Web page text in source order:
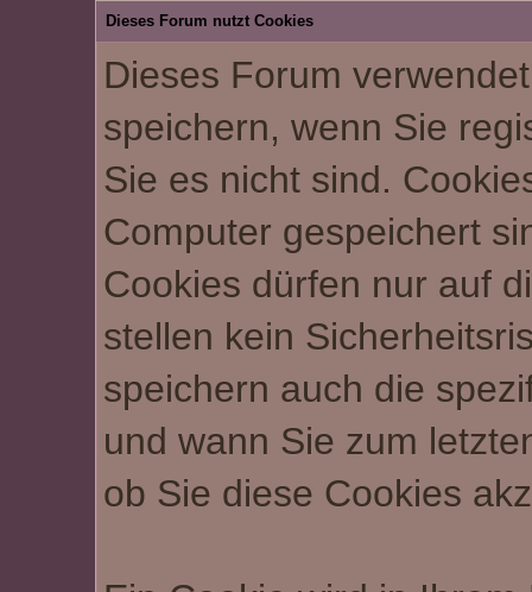
magische Welt liegt für
den Normalbürger im
VERBORGENEN
Deswegen kann man
bei uns sowohl
REALLIFEspielen, als
auch Menschen mit
BESONDEREN
FÄHIGKEITEN. Du
solltest dafür das 18.
Uploadsystem. Bitte
ladet eure Grafiken neu
hoch.
⟩⟩ 28.02.2026:
Aktivitätsregeln wurden
festgehalten und ab
heute gibt es jeden
Monat eine Whitelist.
⟩⟩27.01.2026: Das
komplette Wiki wurde
Dieses Forum nutzt Cookies
Dieses Forum
speichern, wenn Sie
Sie es nicht sind.
Computer gespeichert
Cookies dürfen nur auf
stellen kein
speichern auch die
und wann Sie zum
ob Sie diese Cookies